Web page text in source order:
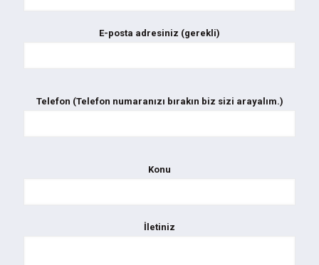
E-posta adresiniz (gerekli)
Telefon (Telefon numaranızı bırakın biz sizi arayalım.)
Konu
İletiniz